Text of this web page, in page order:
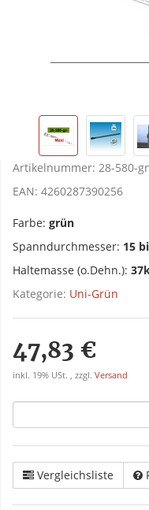
Artikelnummer: 28-580-
EAN: 4260287390256
Farbe: grün
Spanndurchmesser: 15
Haltemasse (o.Dehn.):
Kategorie: Uni-Grün
47,83 €
inkl. 19% USt. , zzgl. Versand
Vergleichsliste